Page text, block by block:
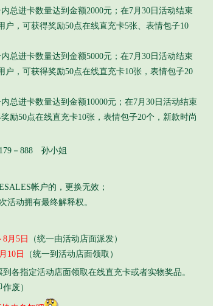
总进卡数量达到金额2000元；在7月30日活动结束
户，可获得奖励50点在线直充卡5张、表情包子10
总进卡数量达到金额5000元；在7月30日活动结束
户，可获得奖励50点在线直充卡10张，表情包子20
总进卡数量达到金额10000元；在7月30日活动结束
励50点在线直充卡10张，表情包子20个，新款时尚
－888 孙小姐
帐户的，更换无效；
动拥有最终解释权。
8月5日
（统一由活动店面派发）
10日
（统一到活动店面领取）
指定活动店面领取在线直充卡或者实物奖品。
废）